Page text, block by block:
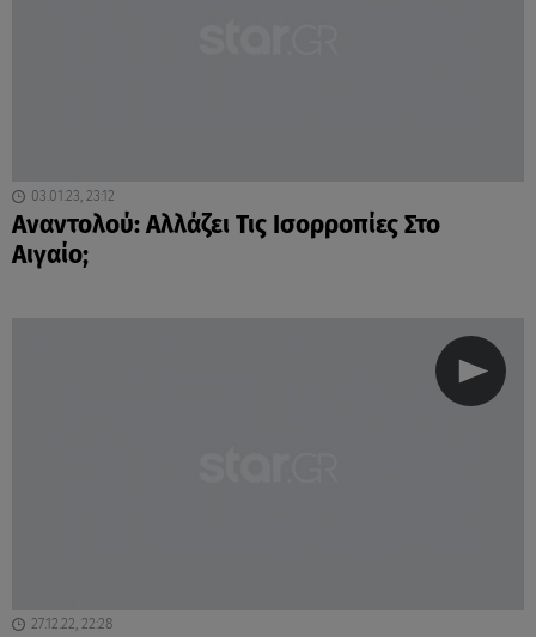
03.01.23, 23:12
Αναντολού: Αλλάζει Τις Ισορροπίες Στο
Αιγαίο;
27.12.22, 22:28